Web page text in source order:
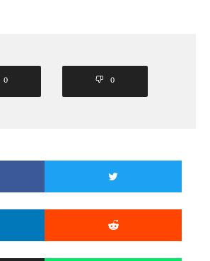
0 0